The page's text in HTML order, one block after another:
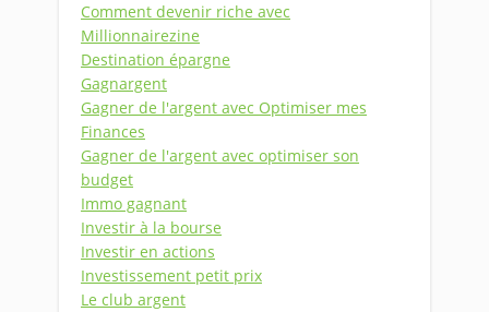
Comment devenir riche avec
Millionnairezine
Destination épargne
Gagnargent
Gagner de l'argent avec Optimiser mes
Finances
Gagner de l'argent avec optimiser son
budget
Immo gagnant
Investir à la bourse
Investir en actions
Investissement petit prix
Le club argent